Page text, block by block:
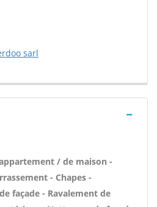
sarl
/ de maison -
- Chapes -
façade - Ravalement de